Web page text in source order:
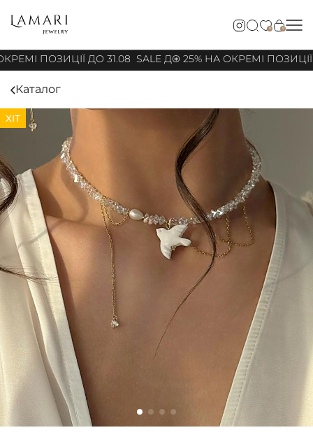
0 0
ПОЗИЦІЇ ДО 31.08SALE ДО 25% НА ОКРЕМІ ПОЗИЦІЇ
Каталог
ХІТ